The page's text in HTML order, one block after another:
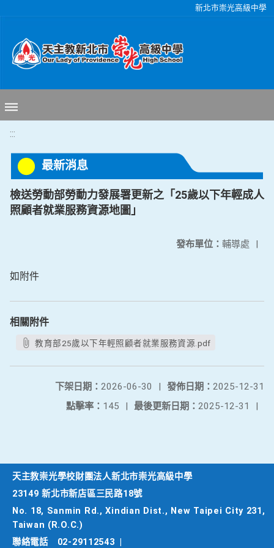
新北市崇光高級中學
:::
最新消息
檢送勞動部勞動力發展署更新之「25歲以下年輕成人
照顧者就業服務資源地圖」
發布單位： 輔導處 |
如附件
相關附件
教育部25歲以下年輕照顧者就業服務資源.pdf
發佈日期： 2025-12-31
下架日期： 2026-06-30
|
最後更新日期： 2025-12-31 |
點擊率： 145 |
天主教崇光學校財團法人新北市崇光高級中學
23149 新北市新店區三民路18號
No. 18, Sanmin Rd., Xindian Dist., New Taipei City 231,
Taiwan (R.O.C.)
聯絡電話
02-29112543